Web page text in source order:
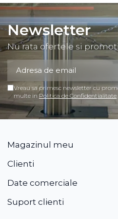
Newsletter
Nu rata ofertele si
Vreau sa primesc newsletter cu
multe in Politica de Confidentialitate
Magazinul meu
Clienti
Date comerciale
Suport clienti